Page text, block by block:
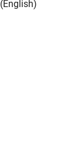
(English)